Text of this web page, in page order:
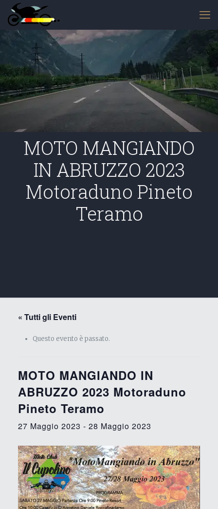
MOTO MANGIANDO
IN ABRUZZO 2023
Motoraduno Pineto
Teramo
« Tutti gli Eventi
Questo evento è passato.
MOTO MANGIANDO IN
ABRUZZO 2023 Motoraduno
Pineto Teramo
27 Maggio 2023 - 28 Maggio 2023